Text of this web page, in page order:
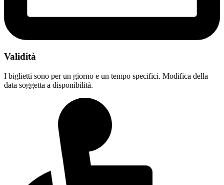
Validità
I biglietti sono per un giorno e un tempo specifici. Modifica della
data soggetta a disponibilità.